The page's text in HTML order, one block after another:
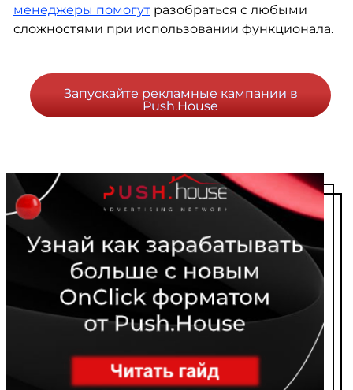
менеджеры помогутразобраться с любыми
сложностями при использовании функционала.
Запускайте рекламные кампании в
Push.House